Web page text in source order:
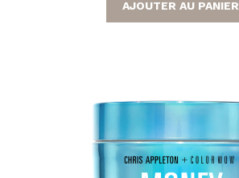
AJOUTER AU PANIER